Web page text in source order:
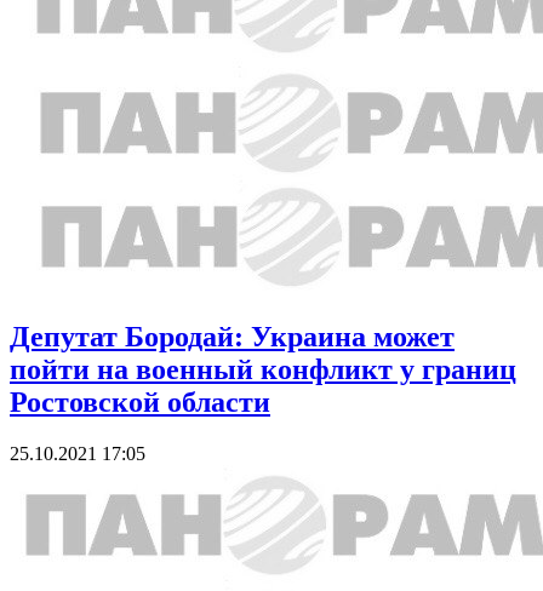
Депутат Бородай: Украина может
пойти на военный конфликт у границ
Ростовской области
25.10.2021 17:05